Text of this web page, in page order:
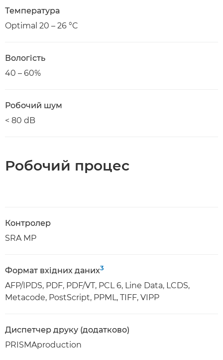
Температура
Optimal 20 – 26 °C
Вологість
40 – 60%
Робочий шум
< 80 dB
Робочий процес
Контролер
SRA MP
Формат вхідних даних3
AFP/IPDS, PDF, PDF/VT, PCL 6, Line Data, LCDS,
Metacode, PostScript, PPML, TIFF, VIPP
Диспетчер друку (додатково)
PRISMAproduction